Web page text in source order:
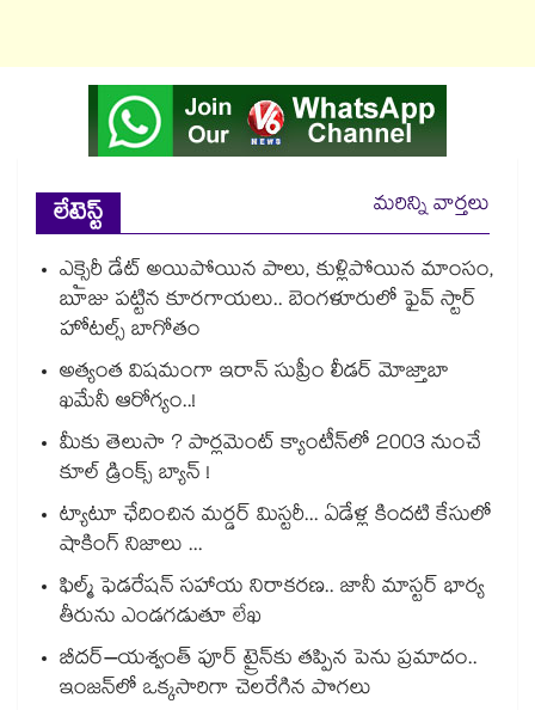
లేటెస్ట్
మరిన్ని వార్తలు
ఎక్సైరీ డేట్ అయిపోయిన పాలు, కుళ్లిపోయిన మాంసం,
బూజు పట్టిన కూరగాయలు.. బెంగళూరులో ఫైవ్ స్టార్
హోటల్స్ బాగోతం
అత్యంత విషమంగా ఇరాన్ సుప్రీం లీడర్ మోజ్తాబా
ఖమేనీ ఆరోగ్యం..!
మీకు తెలుసా ? పార్లమెంట్ క్యాంటీన్⁪లో 2003 నుంచే
కూల్ డ్రింక్స్ బ్యాన్ !
ట్యాటూ ఛేదించిన మర్డర్ మిస్టరీ... ఏడేళ్ల కిందటి కేసులో
షాకింగ్ నిజాలు ...
ఫిల్మ్ ఫెడరేషన్ సహాయ నిరాకరణ.. జానీ మాస్టర్ భార్య
తీరును ఎండగడుతూ లేఖ
బీదర్–యశ్వంత్ పూర్ ట్రైన్‎కు తప్పిన పెను ప్రమాదం..
ఇంజన్‎లో ఒక్కసారిగా చెలరేగిన పొగలు